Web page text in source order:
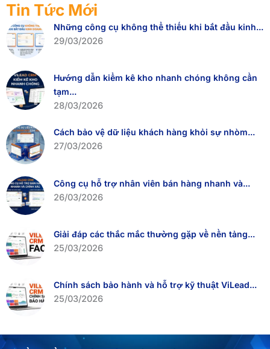
Tin Tức Mới
Những công cụ không thể thiếu khi bắt đầu kinh...
29/03/2026
Hướng dẫn kiểm kê kho nhanh chóng không cần
tạm...
28/03/2026
Cách bảo vệ dữ liệu khách hàng khỏi sự nhòm...
27/03/2026
Công cụ hỗ trợ nhân viên bán hàng nhanh và...
26/03/2026
Giải đáp các thắc mắc thường gặp về nền tảng...
25/03/2026
Chính sách bảo hành và hỗ trợ kỹ thuật ViLead...
25/03/2026